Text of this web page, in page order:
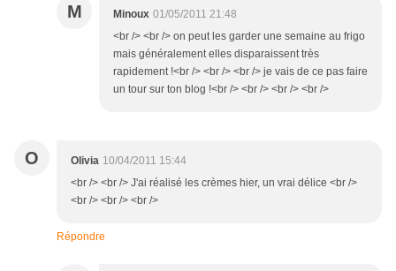
M Minoux 01/05/2011 21:48
<br /> <br /> on peut les garder une semaine au frigo
mais généralement elles disparaissent très
rapidement !<br /> <br /> <br /> je vais de ce pas faire
un tour sur ton blog !<br /> <br /> <br /> <br />
O Olivia 10/04/2011 15:44
<br /> <br /> J'ai réalisé les crèmes hier, un vrai délice <br />
<br /> <br /> <br />
Répondre